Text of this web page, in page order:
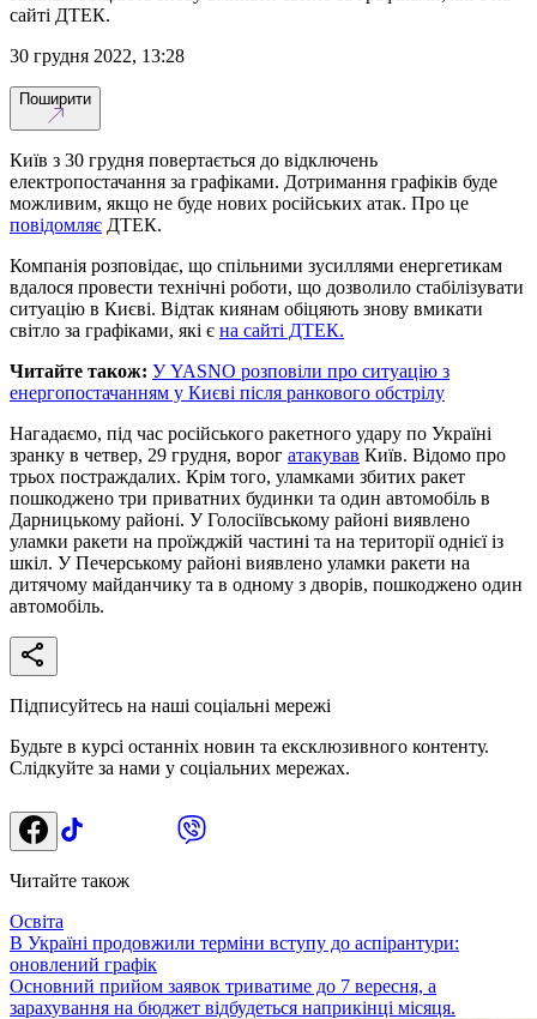
сайті ДТЕК.
30 грудня 2022, 13:28
Поширити
Київ з 30 грудня повертається до відключень
електропостачання за графіками. Дотримання графіків буде
можливим, якщо не буде нових російських атак. Про це
повідомляє ДТЕК.
Компанія розповідає, що спільними зусиллями енергетикам
вдалося провести технічні роботи, що дозволило стабілізувати
ситуацію в Києві. Відтак киянам обіцяють знову вмикати
світло за графіками, які є на сайті ДТЕК.
Читайте також: У YASNO розповіли про ситуацію з
енергопостачанням у Києві після ранкового обстрілу
Нагадаємо, під час російського ракетного удару по Україні
зранку в четвер, 29 грудня, ворог атакував Київ. Відомо про
трьох постраждалих. Крім того, уламками збитих ракет
пошкоджено три приватних будинки та один автомобіль в
Дарницькому районі. У Голосіївському районі виявлено
уламки ракети на проїжджій частині та на території однієї із
шкіл. У Печерському районі виявлено уламки ракети на
дитячому майданчику та в одному з дворів, пошкоджено один
автомобіль.
Підписуйтесь на наші соціальні мережі
Будьте в курсі останніх новин та ексклюзивного контенту.
Слідкуйте за нами у соціальних мережах.
Читайте також
Освіта
В Україні продовжили терміни вступу до аспірантури:
оновлений графік
Основний прийом заявок триватиме до 7 вересня, а
зарахування на бюджет відбудеться наприкінці місяця.